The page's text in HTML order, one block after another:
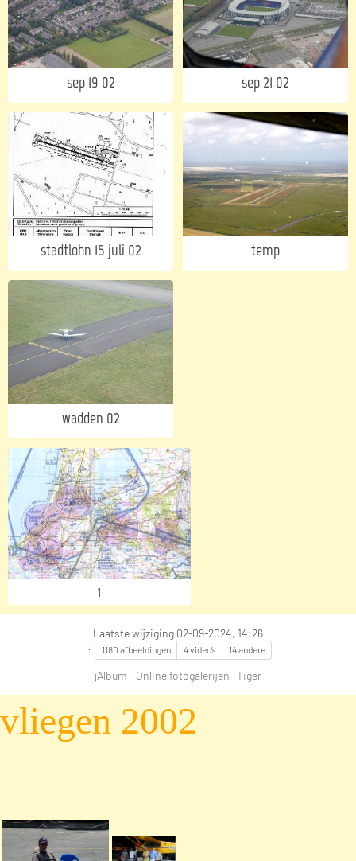
sep 19 02 sep 21 02
stadtlohn 15 juli 02 temp
wadden 02
1
Laatste wijziging 02-09-2024, 14:26
1180 afbeeldingen 4 video’s 14 andere
jAlbum - Online fotogalerijen · Tiger
vliegen 2002